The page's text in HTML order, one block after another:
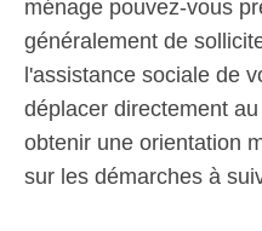
ménage pouvez-vous
généralement de
l'assistance sociale de
déplacer directement
obtenir une orientation
sur les démarches à